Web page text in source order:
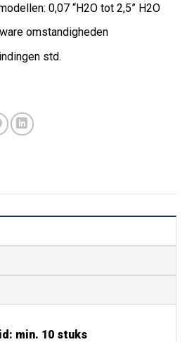
0,07 “H2O tot 2,5” H2O
omstandigheden
std.
min. 10 stuks